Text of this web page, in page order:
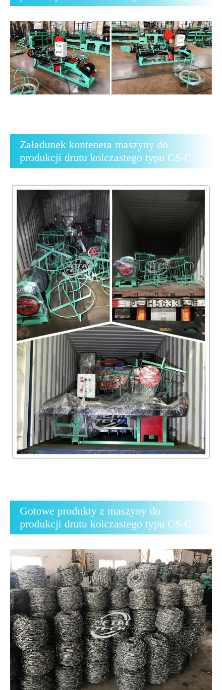
Załadunek kontenera maszyny do
produkcji drutu kolczastego typu CS-C.
Gotowe produkty z maszyny do
produkcji drutu kolczastego typu CS-C.